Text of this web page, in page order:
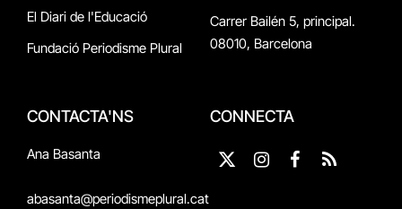
El Diari de l'Educació
Fundació Periodisme Plural
Carrer Bailén 5, principal.
08010, Barcelona
CONTACTA'NS
Ana Basanta
abasanta@periodismeplural.cat
CONNECTA
X
InstagramFacebook
RSS